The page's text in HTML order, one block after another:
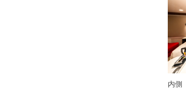
内側